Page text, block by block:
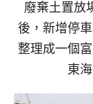
廢棄土置放
後，新增停
整理成一個
東